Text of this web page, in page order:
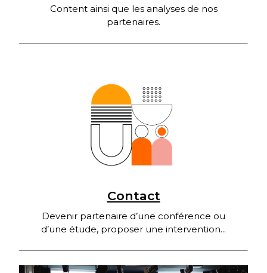
Content ainsi que les analyses de nos
partenaires.
Contact
Devenir partenaire d’une conférence ou
d’une étude, proposer une intervention...